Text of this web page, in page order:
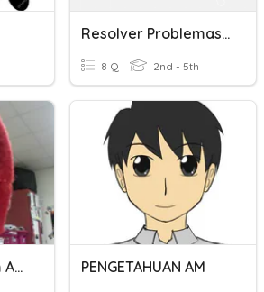
Resolver Problemas Del Reloj Con Am Y Pm.
8 Q 2nd - 5th
Distinguishing Am And Pm PENGETAHUAN AM